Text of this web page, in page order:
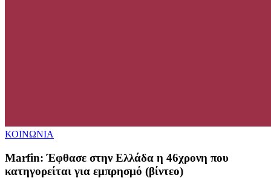
ΚΟΙΝΩΝΙΑ
Marfin: Έφθασε στην Ελλάδα η 46χρονη που
κατηγορείται για εμπρησμό (βίντεο)